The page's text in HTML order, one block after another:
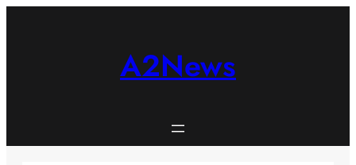
A2News